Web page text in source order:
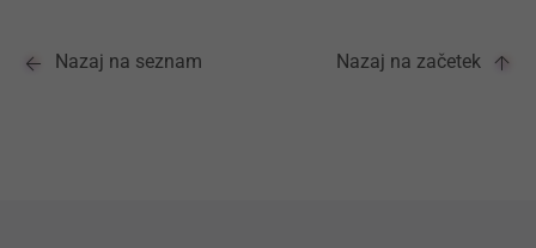
Nazaj na seznam Nazaj na začetek